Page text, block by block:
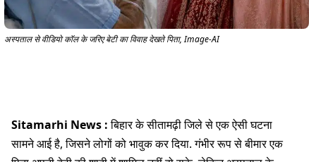
अस्पताल से वीडियो कॉल के जरिए बेटी का विवाह देखते पिता, Image-AI
Sitamarhi News :बिहार के सीतामढ़ी जिले से एक ऐसी घटना
सामने आई है, जिसने लोगों को भावुक कर दिया. गंभीर रूप से बीमार एक